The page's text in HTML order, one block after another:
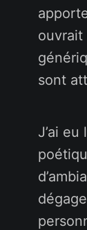
ouvrait
sont
J’ai